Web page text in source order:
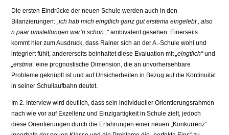
Die ersten Eindrücke der neuen Schule werden auch in den
Bilanzierungen:„ich hab mich eingtlich ganz gut erstema eingelebt , also
n paar umstellungen war’n schon ,“ambivalent gesehen. Einerseits
kommt hier zum Ausdruck, dass Rainer sich an der A.-Schule wohl und
integriert fühlt, andererseits beinhaltet diese Evaluation mit„eingtlich“und
„erstma“eine prognostische Dimension, die an unvorhersehbare
Probleme geknüpft ist und auf Unsicherheiten in Bezug auf die Kontinuität
in seiner Schullaufbahn deutet.
Im 2. Interview wird deutlich, dass sein individueller Orientierungsrahmen
nach wie vor auf Exzellenz und Einzigartigkeit in Schule zielt, jedoch
diese Orientierungen durch die Erfahrungen einer neuen „Konkurrenz“